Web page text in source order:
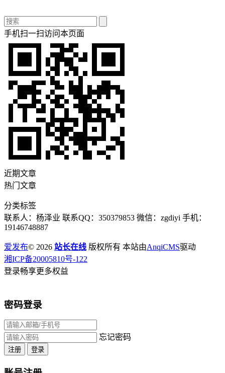
手机扫一扫访问本页面
近期文章
热门文章
分类标签
联系人：杨泽业 联系QQ：350379853 微信：zgdiyi 手机：
19146748887
爱发布© 2026 站长在线 版权所有 本站由AnqiCMS驱动
湘ICP备20005810号-122
登录畅享更多权益
密码登录
忘记密码
注册 登录